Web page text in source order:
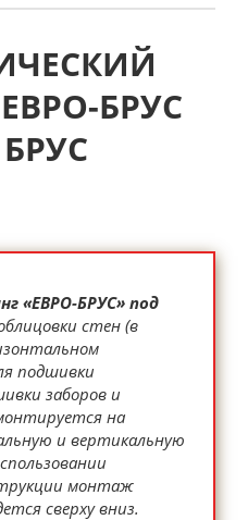
БРУС
«ЕВРО-БРУС» под
стен (в
подшивки
заборов и
на
и вертикальную
монтаж
сверху вниз.